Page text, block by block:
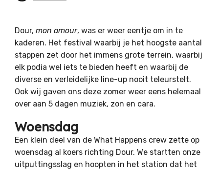
Dour, mon amour, was er weer eentje om in te
kaderen. Het festival waarbij je het hoogste aantal
stappen zet door het immens grote terrein, waarbij
elk podia wel iets te bieden heeft en waarbij de
diverse en verleidelijke line-up nooit teleurstelt.
Ook wij gaven ons deze zomer weer eens helemaal
over aan 5 dagen muziek, zon en cara.
Woensdag
Een klein deel van de What Happens crew zette op
woensdag al koers richting Dour. We startten onze
uitputtingsslag en hoopten in het station dat het